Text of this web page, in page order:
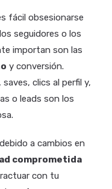
fácil obsesionarse
seguidores o los
importan son las
y conversión.
clics al perfil y,
o leads son los
a cambios en
comprometida
con tu